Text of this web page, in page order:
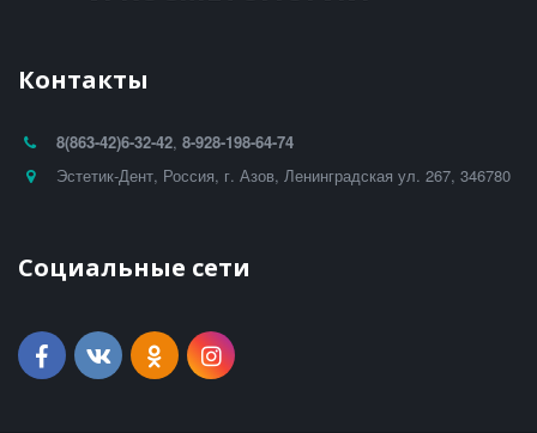
Контакты
8(863-42)6-32-42, 8-928-198-64-74
Эстетик-Дент, Россия, г. Азов, Ленинградская ул. 267, 346780
Социальные сети